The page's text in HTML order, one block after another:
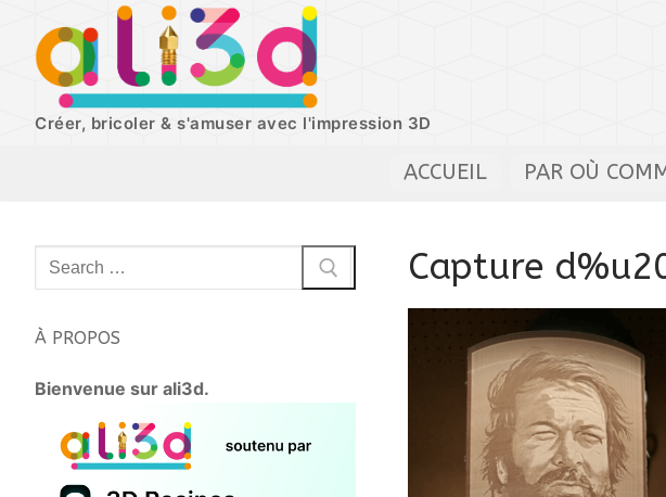
contenu
Créer, bricoler & s'amuser avec l'impression 3D
ACCUEIL PAR OÙ
Capture
Rechercher
:
À PROPOS
Bienvenue sur ali3d.